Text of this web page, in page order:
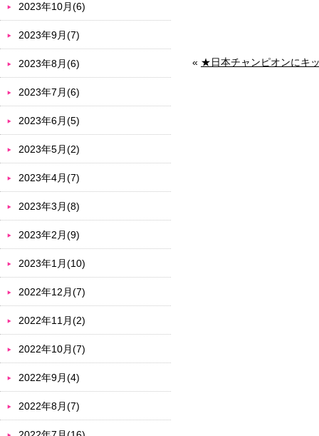
« ★日本チャンピオンにキ
2023年10月(6)
2023年9月(7)
2023年8月(6)
2023年7月(6)
2023年6月(5)
2023年5月(2)
2023年4月(7)
2023年3月(8)
2023年2月(9)
2023年1月(10)
2022年12月(7)
2022年11月(2)
2022年10月(7)
2022年9月(4)
2022年8月(7)